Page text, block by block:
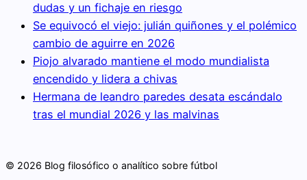
dudas y un fichaje en riesgo
Se equivocó el viejo: julián quiñones y el polémico
cambio de aguirre en 2026
Piojo alvarado mantiene el modo mundialista
encendido y lidera a chivas
Hermana de leandro paredes desata escándalo
tras el mundial 2026 y las malvinas
© 2026 Blog filosófico o analítico sobre fútbol